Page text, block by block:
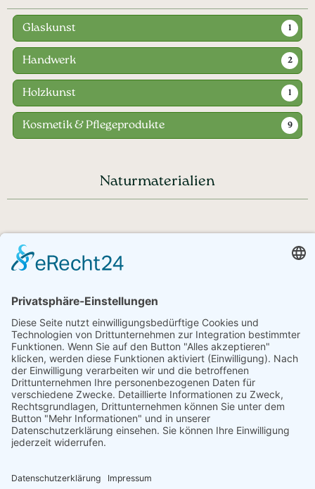
Glaskunst 1
Handwerk 2
Holzkunst 1
Kosmetik & Pflegeprodukte 9
Naturmaterialien
+43 720 353535 - Rückrufservice
service@regionale-produkte.online
© Regionale Produkte | powered by
Creativomedia GmbH
Downloads
Impressum
Datenschutzerklärung